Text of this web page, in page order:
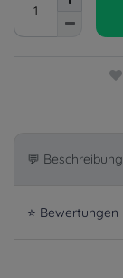
💬 Beschreibung
⭐ Bewertungen